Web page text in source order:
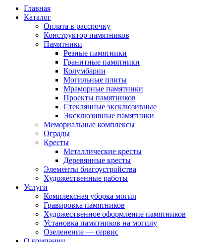
Главная
Каталог
Оплата в рассрочку
Конструктор памятников
Памятники
Резные памятники
Гранитные памятники
Колумбарии
Могильные плиты
Мраморные памятники
Проекты памятников
Стеклянные эксклюзивные
Эксклюзивные памятники
Мемориальные комплексы
Ограды
Кресты
Металлические кресты
Деревянные кресты
Элементы благоустройства
Художественные работы
Услуги
Комплексная уборка могил
Гравировка памятников
Художественное оформление памятников
Установка памятников на могилу
Озеленение — сервис